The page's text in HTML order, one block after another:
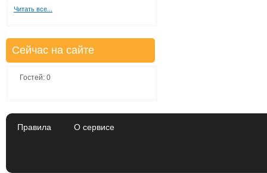
Читать все...
Сейчас на сайте
Гостей: 0
Правила О сервисе